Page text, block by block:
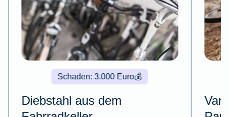
💰
Schaden: 3.000 Euro
Diebstahl aus dem